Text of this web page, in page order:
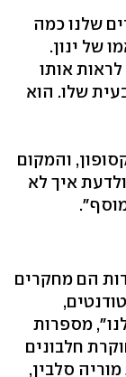
שלנו כמה
של ינון.
אותו
שלו. הוא
והמקום
איך לא
הם מחקרים
מספרות
מלחם (16). חלא חוקרת חלבונים
סלבין,